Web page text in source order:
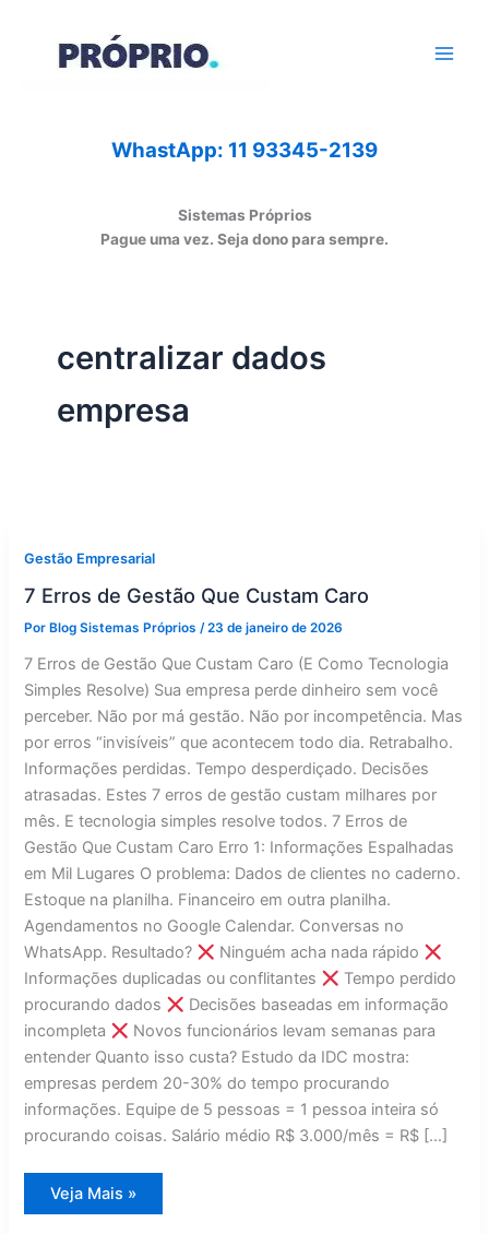
WhastApp: 11 93345-2139
Sistemas Próprios
Pague uma vez. Seja dono para sempre.
centralizar dados
empresa
Gestão Empresarial
7 Erros de Gestão Que Custam Caro
Por Blog Sistemas Próprios/23 de janeiro de 2026
7 Erros de Gestão Que Custam Caro (E Como Tecnologia
Simples Resolve) Sua empresa perde dinheiro sem você
perceber. Não por má gestão. Não por incompetência. Mas
por erros “invisíveis” que acontecem todo dia. Retrabalho.
Informações perdidas. Tempo desperdiçado. Decisões
atrasadas. Estes 7 erros de gestão custam milhares por
mês. E tecnologia simples resolve todos. 7 Erros de
Gestão Que Custam Caro Erro 1: Informações Espalhadas
em Mil Lugares O problema: Dados de clientes no caderno.
Estoque na planilha. Financeiro em outra planilha.
Agendamentos no Google Calendar. Conversas no
WhatsApp. Resultado?
Ninguém acha nada rápido
Informações duplicadas ou conflitantes
Tempo perdido
procurando dados
Decisões baseadas em informação
incompleta
Novos funcionários levam semanas para
entender Quanto isso custa? Estudo da IDC mostra:
empresas perdem 20-30% do tempo procurando
informações. Equipe de 5 pessoas = 1 pessoa inteira só
procurando coisas. Salário médio R$ 3.000/mês = R$ […]
7
Erros
Veja Mais »